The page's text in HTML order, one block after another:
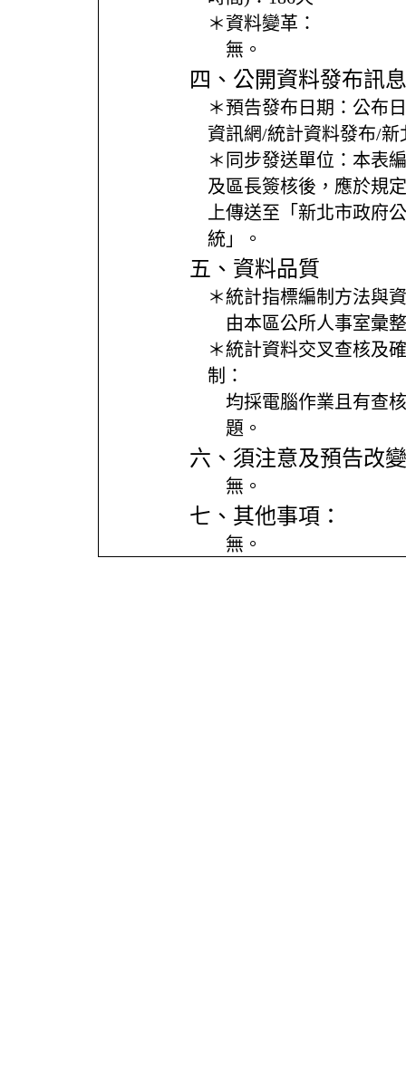
＊資料變革：
無。
四、公開資料發布訊息
＊預告發布日期： 公布
資訊網/統計資料發布/
＊同步發送單位： 本表
及區長簽核後，應於規
上傳送至「新北市政府
統」。
五、資料品質
＊統計指標編制方法與
由本區公所人事室彙
＊統計資料交叉查核及
制：
均採電腦作業且有查
題。
六、須注意及預告改
無。
七、其他事項：
無。